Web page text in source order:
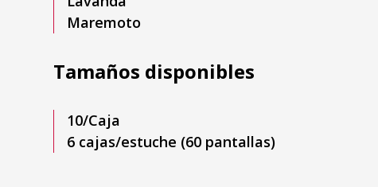
Maremoto
Tamaños disponibles
10/Caja
6 cajas/estuche (60 pantallas)